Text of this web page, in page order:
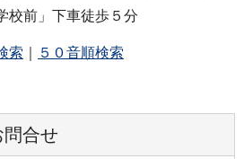
校前」下車徒歩５分
索 ５０音順検索
合せ